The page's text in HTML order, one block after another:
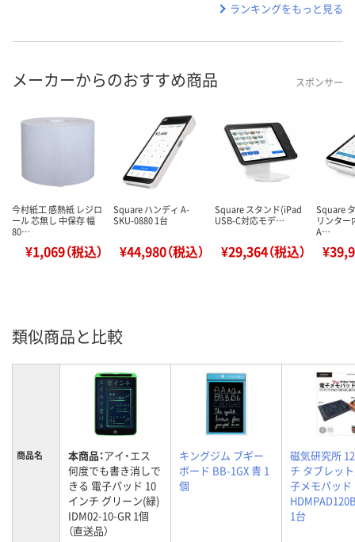
ランキングをもっと見る
メーカーからのおすすめ商品 スポンサー
今村紙工 感熱紙 レジロ
ール 芯無し 中保存 幅
80…
¥1,069（税込）
Square ハンディ A-
SKU-0880 1台
¥44,980（税込）
Square スタンド(iPad
USB-C対応モデ…
¥29,364（税込）
Square
リンター
A…
類似商品と比較
商品名 本商品：アイ・エス
何度でも書き消しで
きる 電子パッド 10
インチ グリーン(緑)
IDM02-10-GR 1個
（直送品）
キングジム ブギー
ボード BB-1GX 青 1
個
磁気研究所
チ タブレッ
子メモパッド
1台